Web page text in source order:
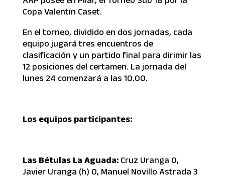
Copa Valentín Caset.
En el torneo, dividido en dos jornadas, cada
equipo jugará tres encuentros de
clasificación y un partido final para dirimir las
12 posiciones del certamen. La jornada del
lunes 24 comenzará a las 10.00.
Los equipos participantes:
Las Bétulas La Aguada: Cruz Uranga 0,
Javier Uranga (h) 0, Manuel Novillo Astrada 3